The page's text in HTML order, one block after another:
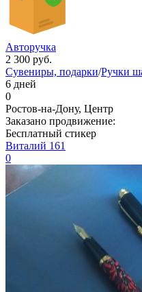
Авторучка
2 300 руб.
Сувениры, подарки/Ручки
6 дней
0
Ростов-на-Дону, Центр
Заказано продвижение:
Бесплатный стикер
Виталий 161
0